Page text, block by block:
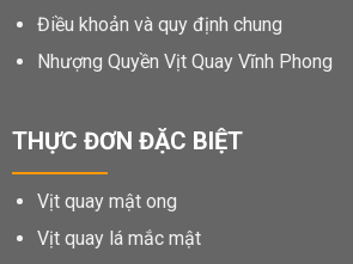
Điều khoản và quy định chung
Nhượng Quyền Vịt Quay Vĩnh Phong
THỰC ĐƠN ĐẶC BIỆT
Vịt quay mật ong
Vịt quay lá mắc mật